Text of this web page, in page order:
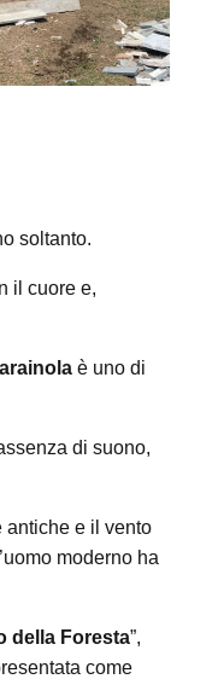
soltanto.
il cuore e,
è uno di
di suono,
antiche e il vento
moderno ha
della Foresta”,
come